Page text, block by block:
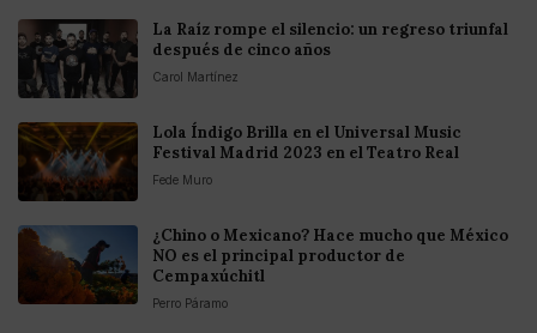
La Raíz rompe el silencio: un regreso triunfal
después de cinco años
Carol Martínez
Lola Índigo Brilla en el Universal Music
Festival Madrid 2023 en el Teatro Real
Fede Muro
¿Chino o Mexicano? Hace mucho que México
NO es el principal productor de
Cempaxúchitl
Perro Páramo